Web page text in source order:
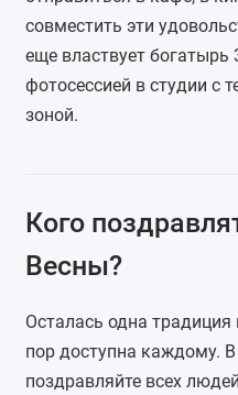
совместить эти
еще властвует богатырь
фотосессией в студии с
зоной.
Кого
Весны?
Осталась одна традиция
пор доступна каждому.
поздравляйте всех